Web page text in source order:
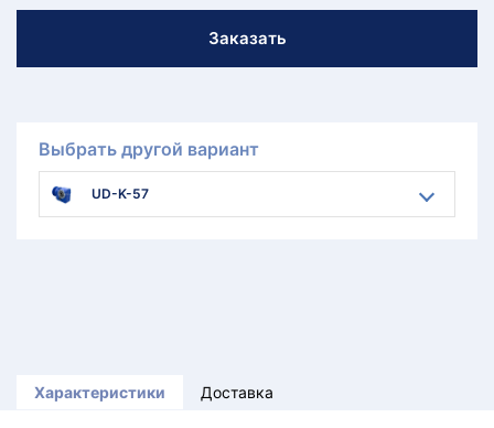
Заказать
Выбрать другой вариант
UD-K-57
Характеристики Доставка